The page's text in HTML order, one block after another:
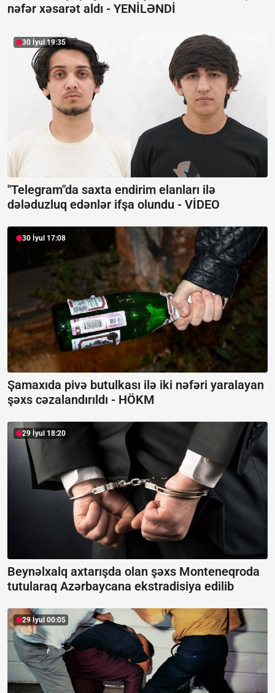
nəfər xəsarət aldı - YENİLƏNDİ
30 İyul 19:35
"Telegram"da saxta endirim elanları ilə
dələduzluq edənlər ifşa olundu - VİDEO
30 İyul 17:08
Şamaxıda pivə butulkası ilə iki nəfəri yaralayan
şəxs cəzalandırıldı - HÖKM
29 İyul 18:20
Beynəlxalq axtarışda olan şəxs Monteneqroda
tutularaq Azərbaycana ekstradisiya edilib
29 İyul 00:05